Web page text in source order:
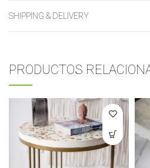
SHIPPING & DELIVERY
PRODUCTOS